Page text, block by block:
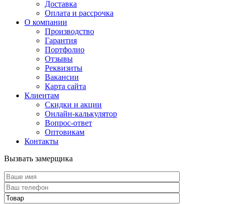
Доставка
Оплата и рассрочка
О компании
Производство
Гарантия
Портфолио
Отзывы
Реквизиты
Вакансии
Карта сайта
Клиентам
Скидки и акции
Онлайн-калькулятор
Вопрос-ответ
Оптовикам
Контакты
Вызвать замерщика